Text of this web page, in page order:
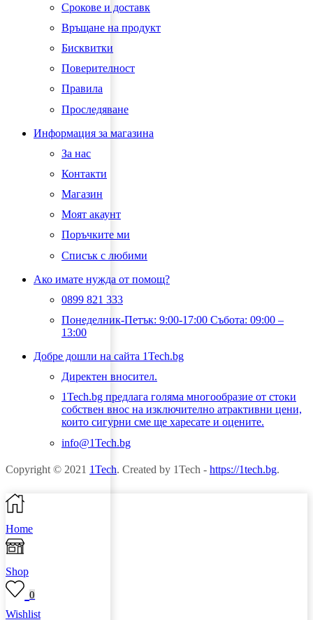
Срокове и доставк
Връщане на продукт
Бисквитки
Поверителност
Правила
Проследяване
Информация за магазина
За нас
Контакти
Магазин
Моят акаунт
Поръчките ми
Списък с любими
Ако имате нужда от помощ?
0899 821 333
Понеделник-Петък: 9:00-17:00 Събота: 09:00 –
13:00
Добре дошли на сайта 1Tech.bg
Директен вносител.
1Tech.bg предлага голяма многообразие от стоки
собствен внос на изключително атрактивни цени,
които сигурни сме ще харесате и оцените.
info@1Tech.bg
Copyright © 2021 1Tech. Created by 1Tech - https://1tech.bg.
Home
Shop
0
Wishlist